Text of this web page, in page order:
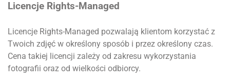
Licencje Rights-Managed
Licencje Rights-Managed pozwalają klientom korzystać z
Twoich zdjęć w określony sposób i przez określony czas.
Cena takiej licencji zależy od zakresu wykorzystania
fotografii oraz od wielkości odbiorcy.